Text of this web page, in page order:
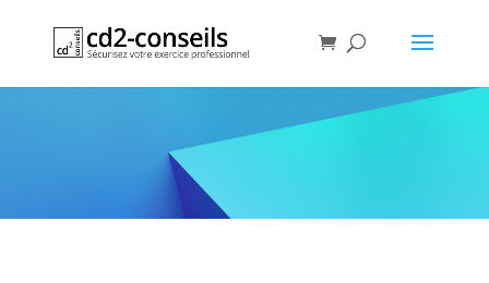
Exposition d’un travailleur à des
rayonnements ionisants au-
delà de la limite réglementaire